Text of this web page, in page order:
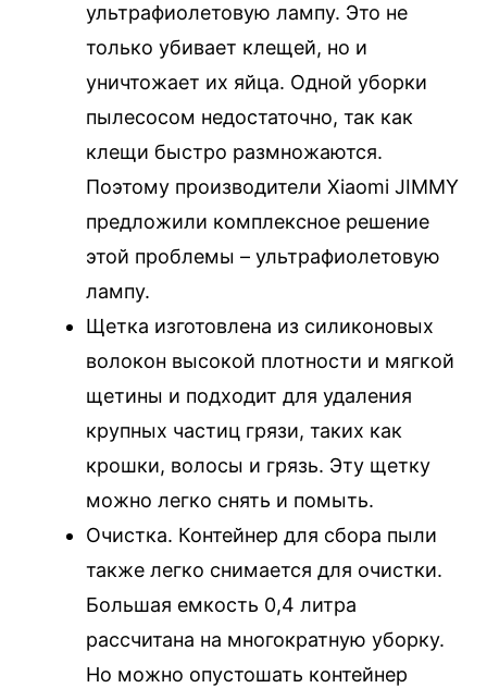
ультрафиолетовую лампу. Это не
только убивает клещей, но и
уничтожает их яйца. Одной уборки
пылесосом недостаточно, так как
клещи быстро размножаются.
Поэтому производители Xiaomi JIMMY
предложили комплексное решение
этой проблемы – ультрафиолетовую
лампу.
Щетка изготовлена из силиконовых
волокон высокой плотности и мягкой
щетины и подходит для удаления
крупных частиц грязи, таких как
крошки, волосы и грязь. Эту щетку
можно легко снять и помыть.
Очистка. Контейнер для сбора пыли
также легко снимается для очистки.
Большая емкость 0,4 литра
рассчитана на многократную уборку.
Но можно опустошать контейнер